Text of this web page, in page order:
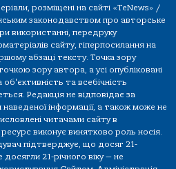
розміщені на сайті «TeNews» /
законодавством про авторське
використанні, передруку
сайту, гіперпосилання на
абзаці тексту. Точка зору
зору автора, а усі опубліковані
та всебічність
Редакція не відповідає за
інформації, а також може не
читачами сайту в
виконує винятково роль носія.
підтверджує, що досяг 21-
досягли 21-річного віку — не